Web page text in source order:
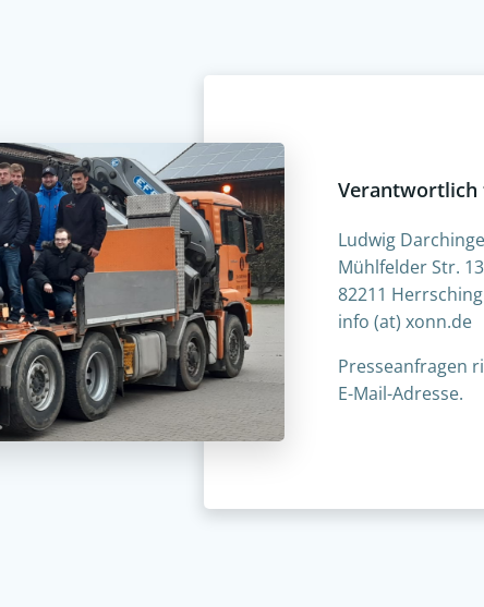
Ludwig
Mühlfelder Str. 13
82211 Herrsching
info (at) xonn.de
Presseanfragen
E-Mail-Adresse.